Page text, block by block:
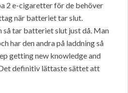
2 e-cigaretter för de behöver
när batteriet tar slut.
tar batteriet slut just då. Man
har den andra på laddning så
getting new knowledge and
definitiv lättaste sättet att